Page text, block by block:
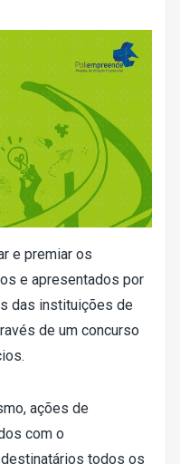
e premiar os
e apresentados por
das instituições de
de um concurso
ações de
com o
todos os